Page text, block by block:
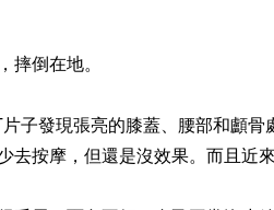
摔倒在地。
子發現張亮的膝蓋、腰部和顱
按摩，但還是沒效果。而且近